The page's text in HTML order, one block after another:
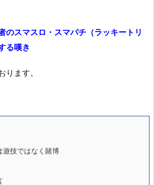
のスマスロ・スマパチ（ラッキートリ
る嘆き
ます。
遊技ではなく賭博